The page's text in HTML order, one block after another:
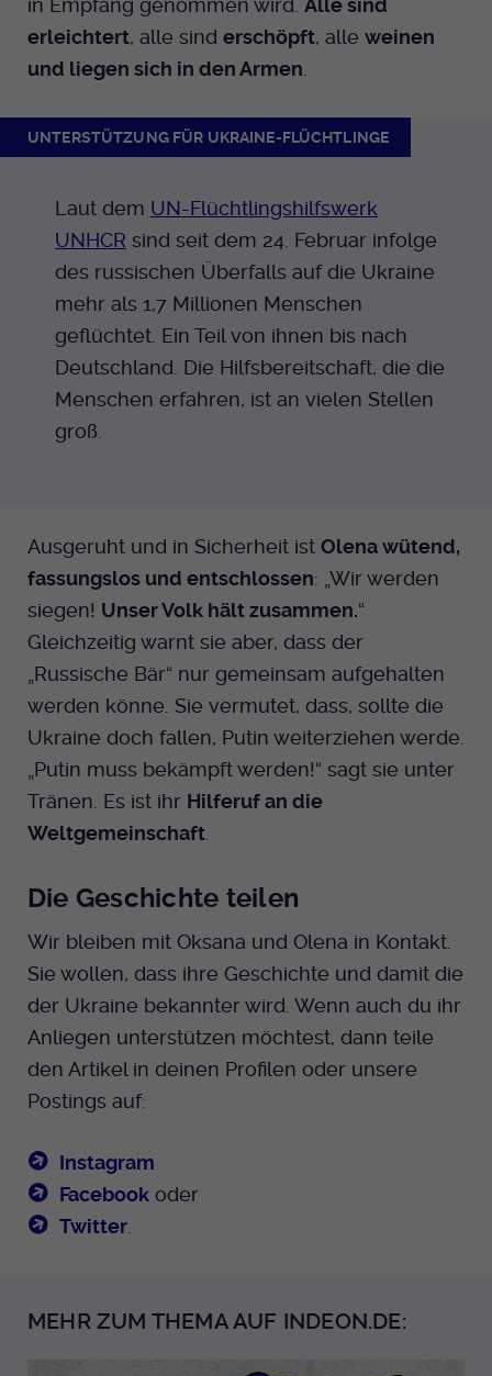
erleichtert, alle sind erschöpft, alle weinen
und liegen sich in den Armen
UNTERSTÜTZUNG FÜR UKRAINE-FLÜCHTLINGE
Laut dem UN-Flüchtlingshilfswerk
UNHCR sind seit dem 24. Februar infolge
des russischen Überfalls auf die Ukraine
mehr als 1,7 Millionen Menschen
geflüchtet. Ein Teil von ihnen bis nach
Deutschland. Die Hilfsbereitschaft, die die
Menschen erfahren, ist an vielen Stellen
groß.
Ausgeruht und in Sicherheit ist Olena wütend,
fassungslos und entschlossen: „Wir werden
siegen! Unser Volk hält zusammen.“
Gleichzeitig warnt sie aber, dass der
„Russische Bär“ nur gemeinsam aufgehalten
werden könne. Sie vermutet, dass, sollte die
Ukraine doch fallen, Putin weiterziehen werde.
„Putin muss bekämpft werden!“ sagt sie unter
Tränen. Es ist ihr Hilferuf an die
Weltgemeinschaft
Die Geschichte teilen
Wir bleiben mit Oksana und Olena in Kontakt.
Sie wollen, dass ihre Geschichte und damit die
der Ukraine bekannter wird. Wenn auch du ihr
Anliegen unterstützen möchtest, dann teile
den Artikel in deinen Profilen oder unsere
Postings auf:
Instagram
Facebook oder
Twitter.
MEHR ZUM THEMA AUF INDEON.DE: